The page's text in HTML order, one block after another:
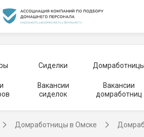
Сиделки Домработницы
Вакансии
сиделок
Вакансии
домработниц
Домработницы в Омске